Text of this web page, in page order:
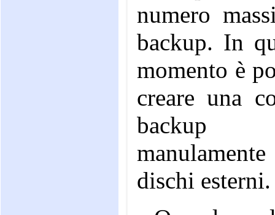
numero
backup. In
momento è
creare una
backup
dischi esterni.